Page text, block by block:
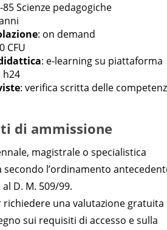
85 Scienze pedagogiche
: on demand
CFU
: e-learning su piattaforma
h24
: verifica scritta delle
di ammissione
magistrale o specialistica
secondo l’ordinamento
D. M. 509/99.
richiedere una valutazione gratuita
sui requisiti di accesso e sulla